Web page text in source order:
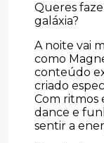
Queres
galáxia?
A noite vai
como
conteúdo
criado
Com ritmos
dance e
sentir a